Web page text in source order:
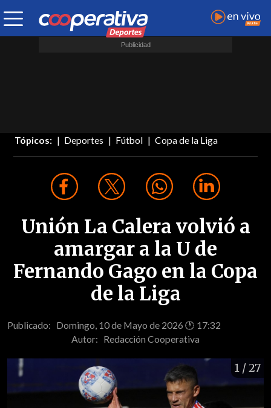
Tópicos: Deportes Fútbol Copa de la Liga
Unión La Calera volvió a
amargar a la U de
Fernando Gago en la Copa
de la Liga
Publicado: Domingo, 10 de Mayo de 2026 🕐 17:32
Autor: Redacción Cooperativa
1 / 27